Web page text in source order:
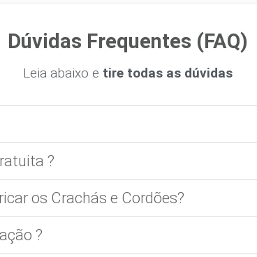
Dúvidas Frequentes (FAQ)
Leia abaixo e tire todas as dúvidas
?
os Crachás e Cordões?
?